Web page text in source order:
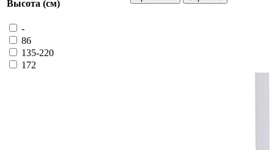
Высота (см)
-
86
135-220
172